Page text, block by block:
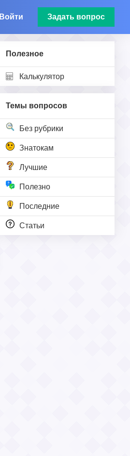
Войти Задать вопрос
Полезное
Калькулятор
Темы вопросов
Без рубрики
Знатокам
Лучшие
Полезно
Последние
Статьи